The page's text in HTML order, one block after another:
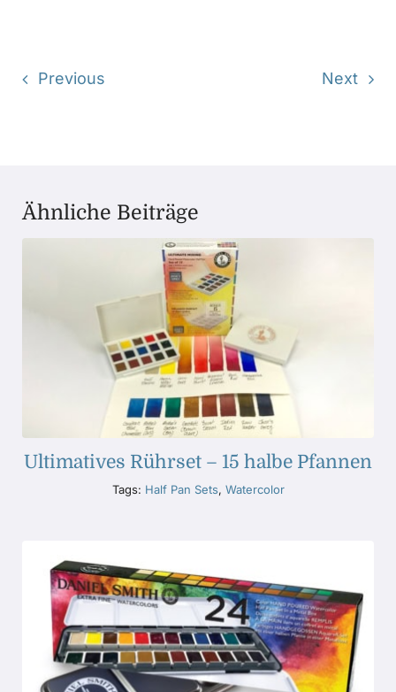
Previous Next
Ähnliche Beiträge
Ultimatives Rührset – 15 halbe Pfannen
Tags: Half Pan Sets, Watercolor